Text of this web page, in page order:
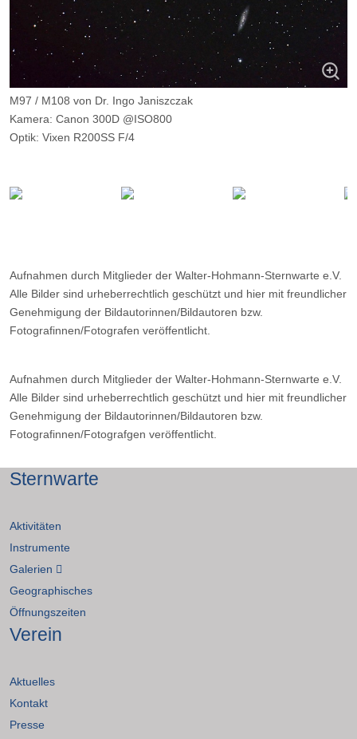
M97 / M108 von Dr. Ingo Janiszczak
Kamera: Canon 300D @ISO800
Optik: Vixen R200SS F/4
Ort: Vorhegg (Kärnten)
Aufnahmen durch Mitglieder der Walter-Hohmann-Sternwarte e.V.
Alle Bilder sind urheberrechtlich geschützt und hier mit freundlicher
Genehmigung der Bildautorinnen/Bildautoren bzw.
Fotografinnen/Fotografen veröffentlicht.
Aufnahmen durch Mitglieder der Walter-Hohmann-Sternwarte e.V.
Alle Bilder sind urheberrechtlich geschützt und hier mit freundlicher
Genehmigung der Bildautorinnen/Bildautoren bzw.
Fotografinnen/Fotografgen veröffentlicht.
Sternwarte
Aktivitäten
Instrumente
Galerien
Geographisches
Öffnungszeiten
Verein
Aktuelles
Kontakt
Presse